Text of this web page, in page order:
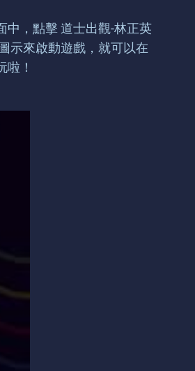
中，點擊 道士出觀-林正英
示來啟動遊戲，就可以在
啦！